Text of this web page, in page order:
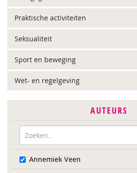
Praktische activiteiten
Seksualiteit
Sport en beweging
Wet- en regelgeving
AUTEURS
Annemiek Veen